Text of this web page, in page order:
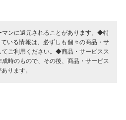
ンに還元されることがあります。◆特
いる情報は、必ずしも個々の商品・サ
てご利用ください。◆商品・サービスス
時のもので、その後、商品・サービス
ります。